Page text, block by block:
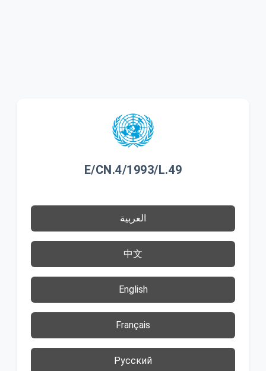
E/CN.4/1993/L.49
العربية
中文
English
Français
Русский